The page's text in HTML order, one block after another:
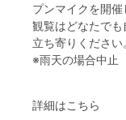
プンマイクを開催
観覧はどなたで
立ち寄りください
※雨天の場合中止
詳細はこちら